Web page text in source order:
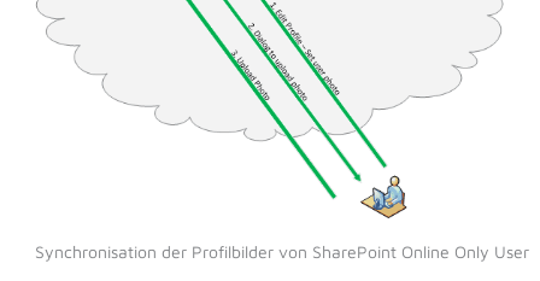
Synchronisation der Profilbilder von SharePoint Online Only User